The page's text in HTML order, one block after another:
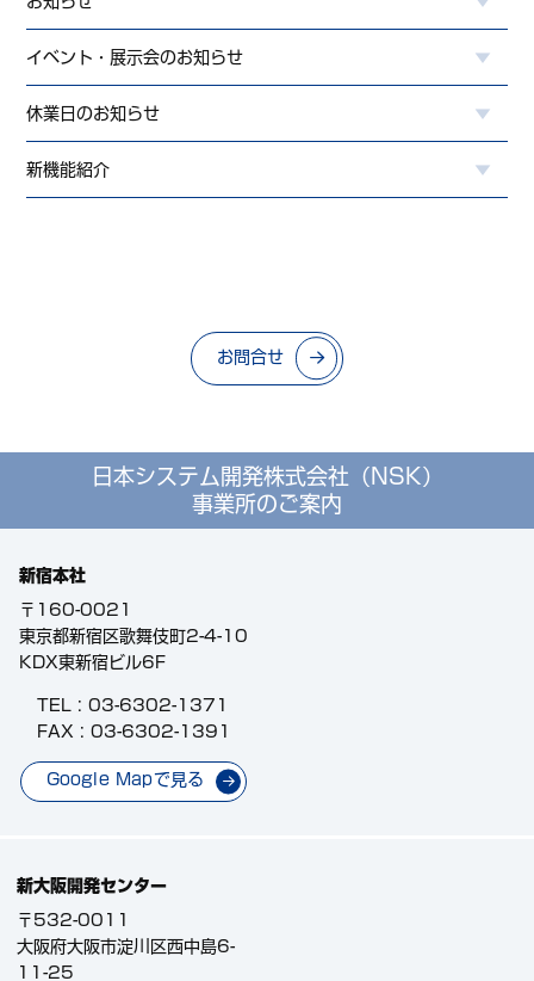
イベント・展示会のお知らせ
休業日のお知らせ
新機能紹介
お問合せ
日本システム開発株式会社（NSK）
事業所のご案内
新宿本社
〒160-0021
東京都新宿区歌舞伎町2-4-10
KDX東新宿ビル6F
TEL : 03-6302-1371
FAX : 03-6302-1391
Google Mapで見る
新大阪開発センター
〒532-0011
大阪府大阪市淀川区西中島6-
11-25